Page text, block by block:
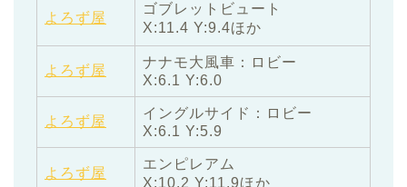
よろず屋
ゴブレットビュート
X:11.4 Y:9.4ほか
よろず屋
ナナモ大風車：ロビー
X:6.1 Y:6.0
よろず屋
イングルサイド：ロビー
X:6.1 Y:5.9
よろず屋
エンピレアム
X:10.2 Y:11.9ほか